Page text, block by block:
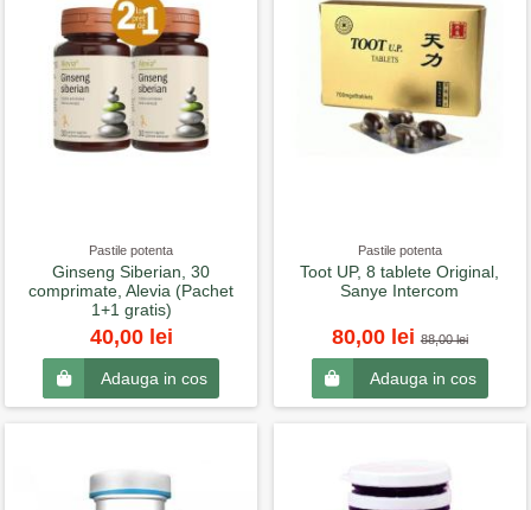
Pastile potenta
Ginseng Siberian, 30
comprimate, Alevia (Pachet
1+1 gratis)
40,00 lei
Adauga in cos
Pastile potenta
Toot UP, 8 tablete Original,
Sanye Intercom
80,00 lei88,00 lei
Adauga in cos